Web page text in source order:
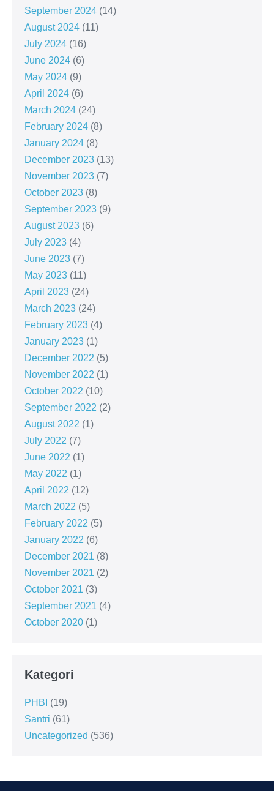
September 2024 (14)
August 2024 (11)
July 2024 (16)
June 2024 (6)
May 2024 (9)
April 2024 (6)
March 2024 (24)
February 2024 (8)
January 2024 (8)
December 2023 (13)
November 2023 (7)
October 2023 (8)
September 2023 (9)
August 2023 (6)
July 2023 (4)
June 2023 (7)
May 2023 (11)
April 2023 (24)
March 2023 (24)
February 2023 (4)
January 2023 (1)
December 2022 (5)
November 2022 (1)
October 2022 (10)
September 2022 (2)
August 2022 (1)
July 2022 (7)
June 2022 (1)
May 2022 (1)
April 2022 (12)
March 2022 (5)
February 2022 (5)
January 2022 (6)
December 2021 (8)
November 2021 (2)
October 2021 (3)
September 2021 (4)
October 2020 (1)
Kategori
PHBI (19)
Santri (61)
Uncategorized (536)